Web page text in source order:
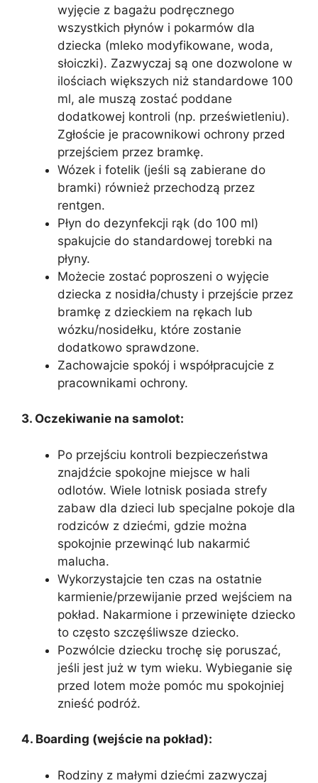
wyjęcie z bagażu podręcznego
wszystkich płynów i pokarmów dla
dziecka (mleko modyfikowane, woda,
słoiczki). Zazwyczaj są one dozwolone w
ilościach większych niż standardowe 100
ml, ale muszą zostać poddane
dodatkowej kontroli (np. prześwietleniu).
Zgłoście je pracownikowi ochrony przed
przejściem przez bramkę.
Wózek i fotelik (jeśli są zabierane do
bramki) również przechodzą przez
rentgen.
Płyn do dezynfekcji rąk (do 100 ml)
spakujcie do standardowej torebki na
płyny.
Możecie zostać poproszeni o wyjęcie
dziecka z nosidła/chusty i przejście przez
bramkę z dzieckiem na rękach lub
wózku/nosidełku, które zostanie
dodatkowo sprawdzone.
Zachowajcie spokój i współpracujcie z
pracownikami ochrony.
3. Oczekiwanie na samolot:
Po przejściu kontroli bezpieczeństwa
znajdźcie spokojne miejsce w hali
odlotów. Wiele lotnisk posiada strefy
zabaw dla dzieci lub specjalne pokoje dla
rodziców z dziećmi, gdzie można
spokojnie przewinąć lub nakarmić
malucha.
Wykorzystajcie ten czas na ostatnie
karmienie/przewijanie przed wejściem na
pokład. Nakarmione i przewinięte dziecko
to często szczęśliwsze dziecko.
Pozwólcie dziecku trochę się poruszać,
jeśli jest już w tym wieku. Wybieganie się
przed lotem może pomóc mu spokojniej
znieść podróż.
4. Boarding (wejście na pokład):
Rodziny z małymi dziećmi zazwyczaj